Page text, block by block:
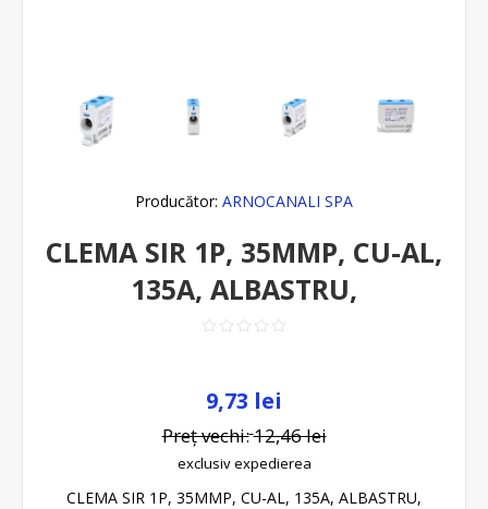
Producător: ARNOCANALI SPA
CLEMA SIR 1P, 35MMP, CU-AL,
135A, ALBASTRU,
9,73 lei
Preț vechi:12,46 lei
exclusivexpedierea
CLEMA SIR 1P, 35MMP, CU-AL, 135A, ALBASTRU,